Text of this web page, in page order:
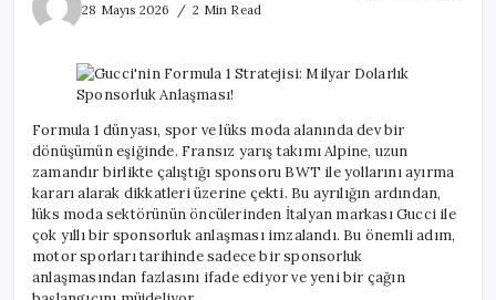
28 Mayıs 2026
2 Min Read
Milyar
Dolarlık
Anlaşması!
için
Formula 1 dünyası, spor ve lüks moda alanında dev bir
dönüşümün eşiğinde. Fransız yarış takımı Alpine, uzun
zamandır birlikte çalıştığı sponsoru BWT ile yollarını ayırma
kararı alarak dikkatleri üzerine çekti. Bu ayrılığın ardından,
lüks moda sektörünün öncülerinden İtalyan markası Gucci ile
çok yıllı bir sponsorluk anlaşması imzalandı. Bu önemli adım,
motor sporları tarihinde sadece bir sponsorluk
anlaşmasından fazlasını ifade ediyor ve yeni bir çağın